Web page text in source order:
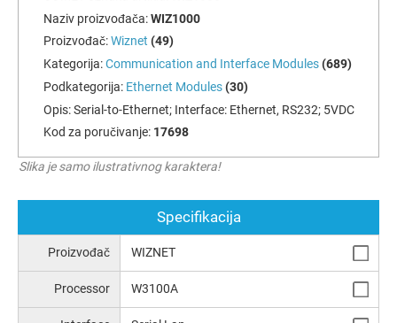
Naziv proizvođača:WIZ1000
Proizvođač:Wiznet (49)
Kategorija:Communication and Interface Modules (689)
Podkategorija: Ethernet Modules (30)
Opis:Serial-to-Ethernet; Interface: Ethernet, RS232; 5VDC
Kod za poručivanje: 17698
Slika je samo ilustrativnog karaktera!
Specifikacija
Proizvođač WIZNET
Processor W3100A